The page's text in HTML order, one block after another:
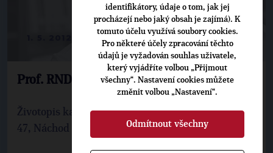
Prof. RNDr. Bedřich Moldan, dr. h. c.
Životopis kandidáta do Senátu za volební obvod č.
47, Náchod
identifikátory, údaje o tom, jak jej
procházejí nebo jaký obsah je zajímá). K
tomuto účelu využívá soubory cookies.
Pro některé účely zpracování těchto
údajů je vyžadován souhlas uživatele,
který vyjádříte volbou „Přijmout
všechny“. Nastavení cookies můžete
změnit volbou „Nastavení“.
Odmítnout všechny